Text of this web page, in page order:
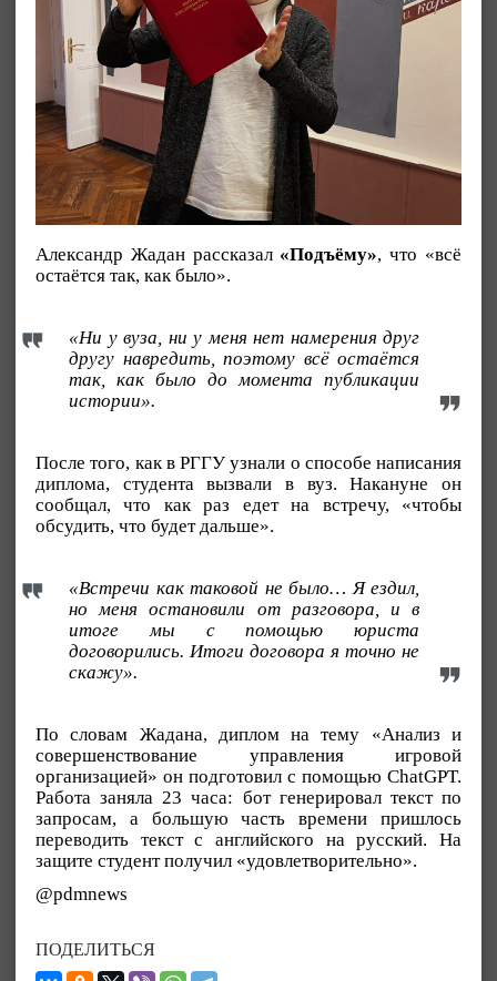
Александр Жадан рассказал «Подъёму», что «всё
остаётся так, как было».
«Ни у вуза, ни у меня нет намерения друг
другу навредить, поэтому всё остаётся
так, как было до момента публикации
истории».
После того, как в РГГУ узнали о способе написания
диплома, студента вызвали в вуз. Накануне он
сообщал, что как раз едет на встречу, «чтобы
обсудить, что будет дальше».
«Встречи как таковой не было… Я ездил,
но меня остановили от разговора, и в
итоге мы с помощью юриста
договорились. Итоги договора я точно не
скажу».
По словам Жадана, диплом на тему «Анализ и
совершенствование управления игровой
организацией» он подготовил с помощью ChatGPT.
Работа заняла 23 часа: бот генерировал текст по
запросам, а большую часть времени пришлось
переводить текст с английского на русский. На
защите студент получил «удовлетворительно».
@pdmnews
ПОДЕЛИТЬСЯ